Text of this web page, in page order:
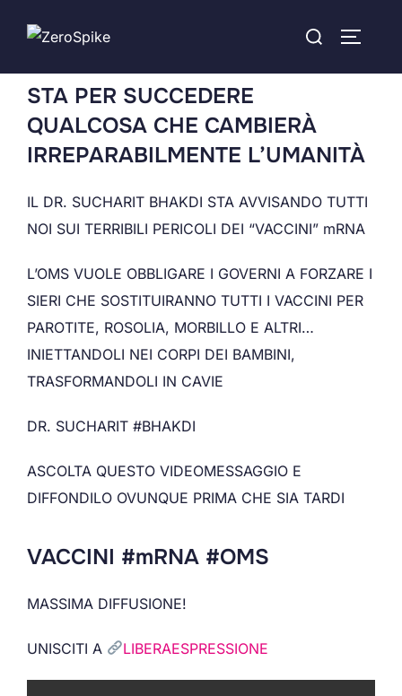
STA PER SUCCEDERE
QUALCOSA CHE CAMBIERÀ
IRREPARABILMENTE L’UMANITÀ
IL DR. SUCHARIT BHAKDI STA AVVISANDO TUTTI
NOI SUI TERRIBILI PERICOLI DEI “VACCINI” mRNA
L’OMS VUOLE OBBLIGARE I GOVERNI A FORZARE I
SIERI CHE SOSTITUIRANNO TUTTI I VACCINI PER
PAROTITE, ROSOLIA, MORBILLO E ALTRI…
INIETTANDOLI NEI CORPI DEI BAMBINI,
TRASFORMANDOLI IN CAVIE
DR. SUCHARIT #BHAKDI
ASCOLTA QUESTO VIDEOMESSAGGIO E
DIFFONDILO OVUNQUE PRIMA CHE SIA TARDI
VACCINI #mRNA #OMS
MASSIMA DIFFUSIONE!
UNISCITI A LIBERAESPRESSIONE